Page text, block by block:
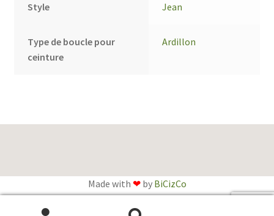
Style Jean
Type de boucle pour
ceinture
Ardillon
Made with ❤by BiCizCo
Anglais